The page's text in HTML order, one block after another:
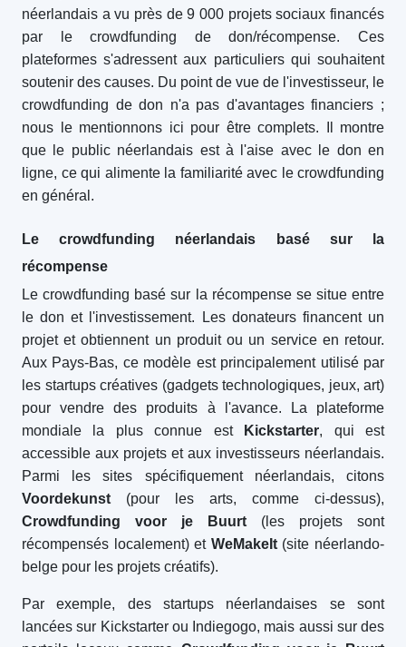
néerlandais a vu près de 9 000 projets sociaux financés
par le crowdfunding de don/récompense. Ces
plateformes s'adressent aux particuliers qui souhaitent
soutenir des causes. Du point de vue de l'investisseur, le
crowdfunding de don n'a pas d'avantages financiers ;
nous le mentionnons ici pour être complets. Il montre
que le public néerlandais est à l'aise avec le don en
ligne, ce qui alimente la familiarité avec le crowdfunding
en général.
Le crowdfunding néerlandais basé sur la
récompense
Le crowdfunding basé sur la récompense se situe entre
le don et l'investissement. Les donateurs financent un
projet et obtiennent un produit ou un service en retour.
Aux Pays-Bas, ce modèle est principalement utilisé par
les startups créatives (gadgets technologiques, jeux, art)
pour vendre des produits à l'avance. La plateforme
mondiale la plus connue est
Kickstarter, qui est
accessible aux projets et aux investisseurs néerlandais.
Parmi les sites spécifiquement néerlandais, citons
Voordekunst (pour les arts, comme ci-dessus),
Crowdfunding voor je Buurt (les projets sont
récompensés localement) et WeMakeIt(site néerlando-
belge pour les projets créatifs).
Par exemple, des startups néerlandaises se sont
lancées sur Kickstarter ou Indiegogo, mais aussi sur des